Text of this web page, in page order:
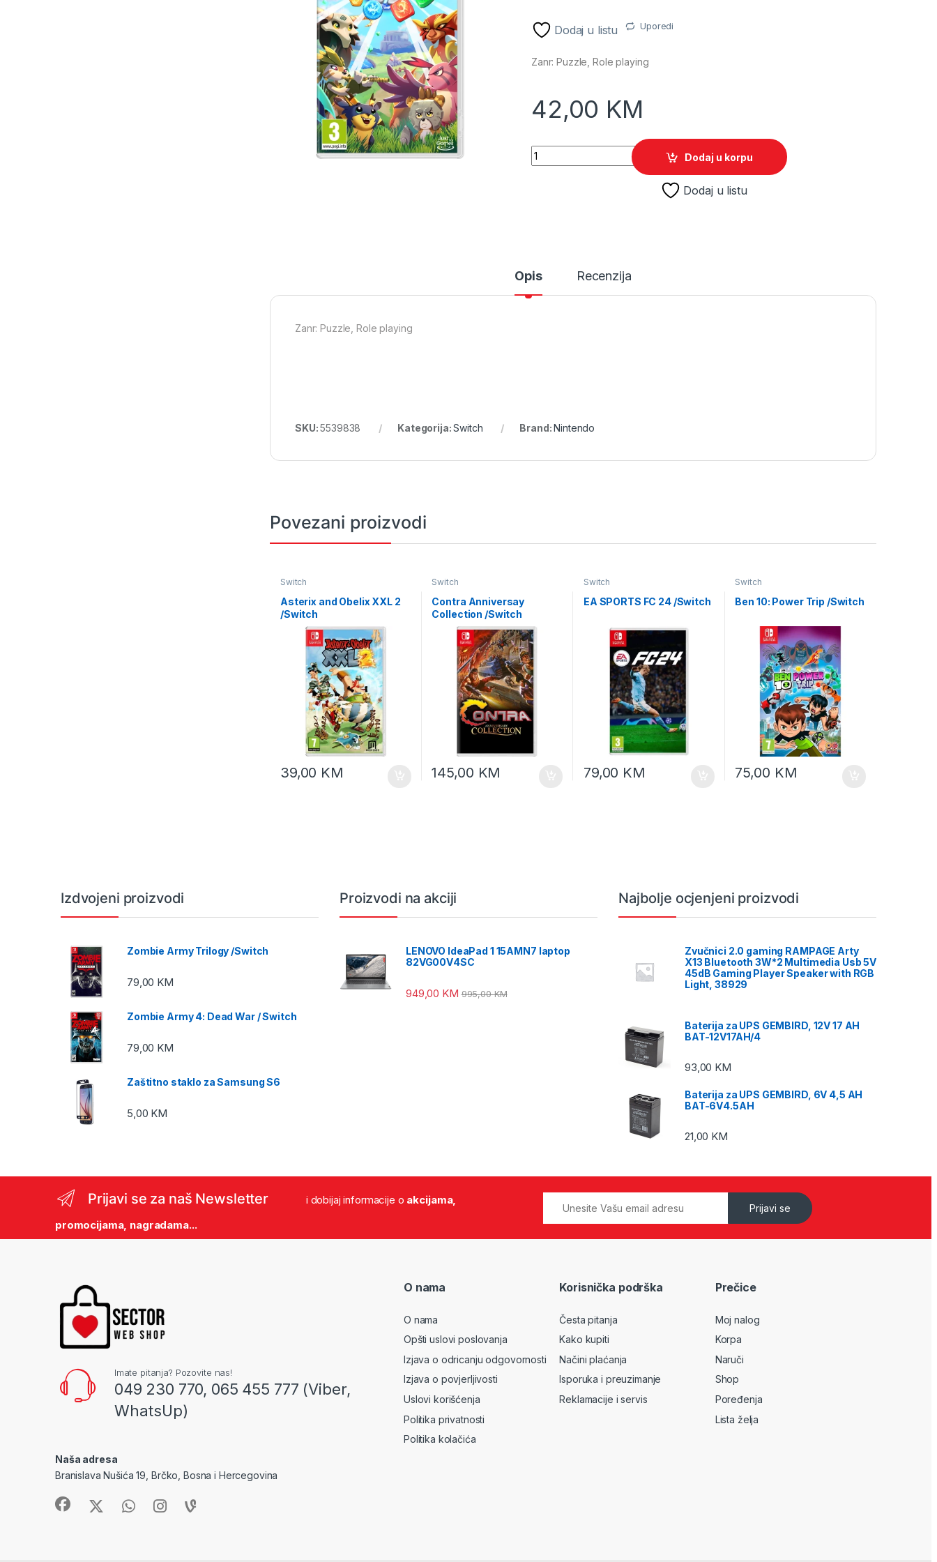
Dodaj u listu Uporedi
Zanr: Puzzle, Role playing
42,00 KM
Beasties /Switch quantity
Dodaj u korpu
Dodaj u listu
Opis Recenzija
Zanr: Puzzle, Role playing
SKU:5539838 Kategorija:Switch Brand:Nintendo
Povezani proizvodi
Switch
Asterix and Obelix XXL 2
/Switch
39,00 KM
Switch
Contra Anniversay
Collection /Switch
145,00 KM
Switch
EA SPORTS FC 24 /Switch
79,00 KM
Switch
Ben 10: Power Trip /Switch
75,00 KM
Izdvojeni proizvodi
Zombie Army Trilogy /Switch
79,00 KM
Zombie Army 4: Dead War / Switch
79,00 KM
Zaštitno staklo za Samsung S6
5,00 KM
Proizvodi na akciji
LENOVO IdeaPad 1 15AMN7 laptop
82VG00V4SC
949,00 KM 995,00KM
Najbolje ocjenjeni proizvodi
Zvučnici 2.0 gaming RAMPAGE Arty
X13 Bluetooth 3W*2 Multimedia Usb 5V
45dB Gaming Player Speaker with RGB
Light, 38929
Baterija za UPS GEMBIRD, 12V 17 AH
BAT-12V17AH/4
93,00 KM
Baterija za UPS GEMBIRD, 6V 4,5 AH
BAT-6V4.5AH
21,00 KM
Prijavi se za naš Newsletter i dobijaj informacije o akcijama,
promocijama, nagradama...
Prijavi se
Imate pitanja? Pozovite nas!
049 230 770, 065 455 777 (Viber,
WhatsUp)
Naša adresa
Branislava Nušića 19, Brčko, Bosna i Hercegovina
O nama
O nama
Opšti uslovi poslovanja
Izjava o odricanju odgovornosti
Izjava o povjerljivosti
Uslovi korišćenja
Politika privatnosti
Politika kolačića
Korisnička podrška
Česta pitanja
Kako kupiti
Načini plaćanja
Isporuka i preuzimanje
Reklamacije i servis
Prečice
Moj nalog
Korpa
Naruči
Shop
Poređenja
Lista želja